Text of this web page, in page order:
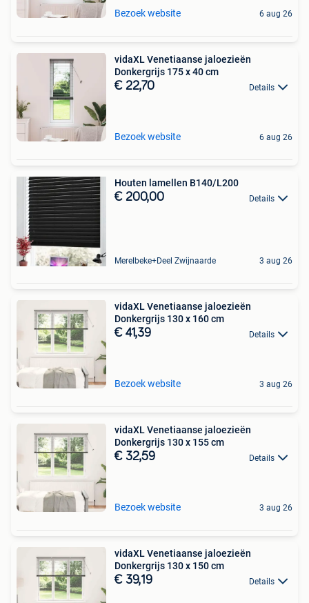
Bezoek website 6 aug 26
vidaXL Venetiaanse jaloezieën
Donkergrijs 175 x 40 cm
€ 22,70 Details
Bezoek website 6 aug 26
Houten lamellen B140/L200
€ 200,00 Details
Merelbeke+Deel Zwijnaarde 3 aug 26
vidaXL Venetiaanse jaloezieën
Donkergrijs 130 x 160 cm
€ 41,39 Details
Bezoek website 3 aug 26
vidaXL Venetiaanse jaloezieën
Donkergrijs 130 x 155 cm
€ 32,59 Details
Bezoek website 3 aug 26
vidaXL Venetiaanse jaloezieën
Donkergrijs 130 x 150 cm
€ 39,19 Details